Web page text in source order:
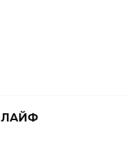
ЛАЙФ